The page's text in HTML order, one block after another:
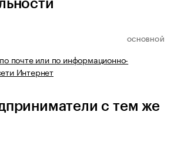
ОСНОВНОЙ
почте или по информационно-
Интернет
с тем же